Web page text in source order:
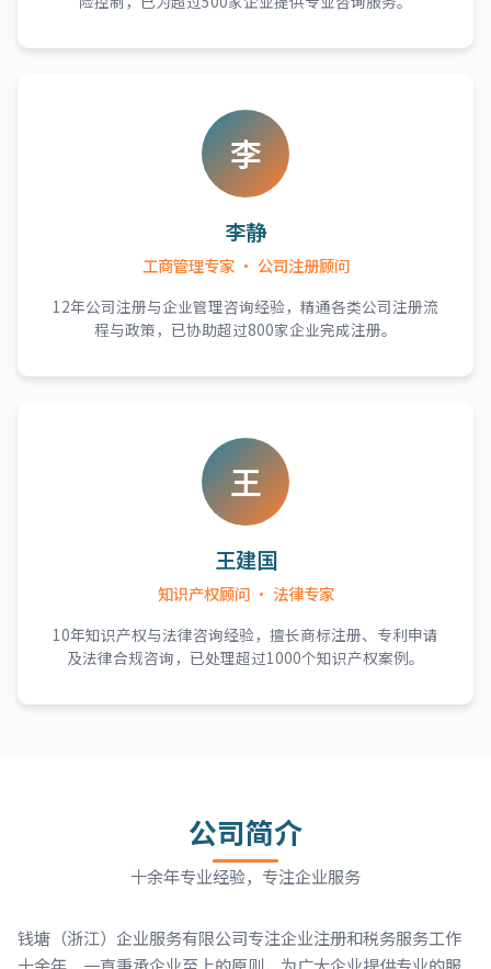
李
李静
工商管理专家 · 公司注册顾问
12年公司注册与企业管理咨询经验，精通各类公司注册流
程与政策，已协助超过800家企业完成注册。
王
王建国
知识产权顾问 · 法律专家
10年知识产权与法律咨询经验，擅长商标注册、专利申请
及法律合规咨询，已处理超过1000个知识产权案例。
公司简介
十余年专业经验，专注企业服务
钱塘（浙江）企业服务有限公司专注企业注册和税务服务工作
十余年，一直秉承企业至上的原则，为广大企业提供专业的服